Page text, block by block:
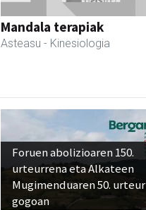
Mandala terapiak
Asteasu - Kinesiologia
Foruen abolizioaren 150.
urteurrena eta Alkateen
Mugimenduaren 50.
gogoan